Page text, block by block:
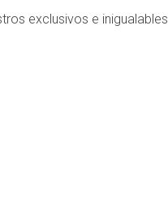
exclusivos e inigualables